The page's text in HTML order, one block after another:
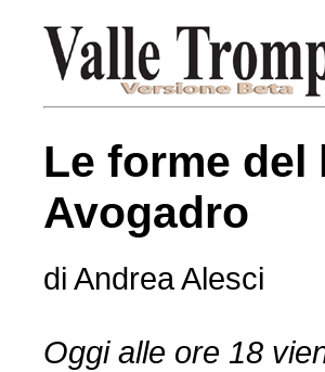
Le forme del
Avogadro
di Andrea Alesci
Oggi alle ore 18